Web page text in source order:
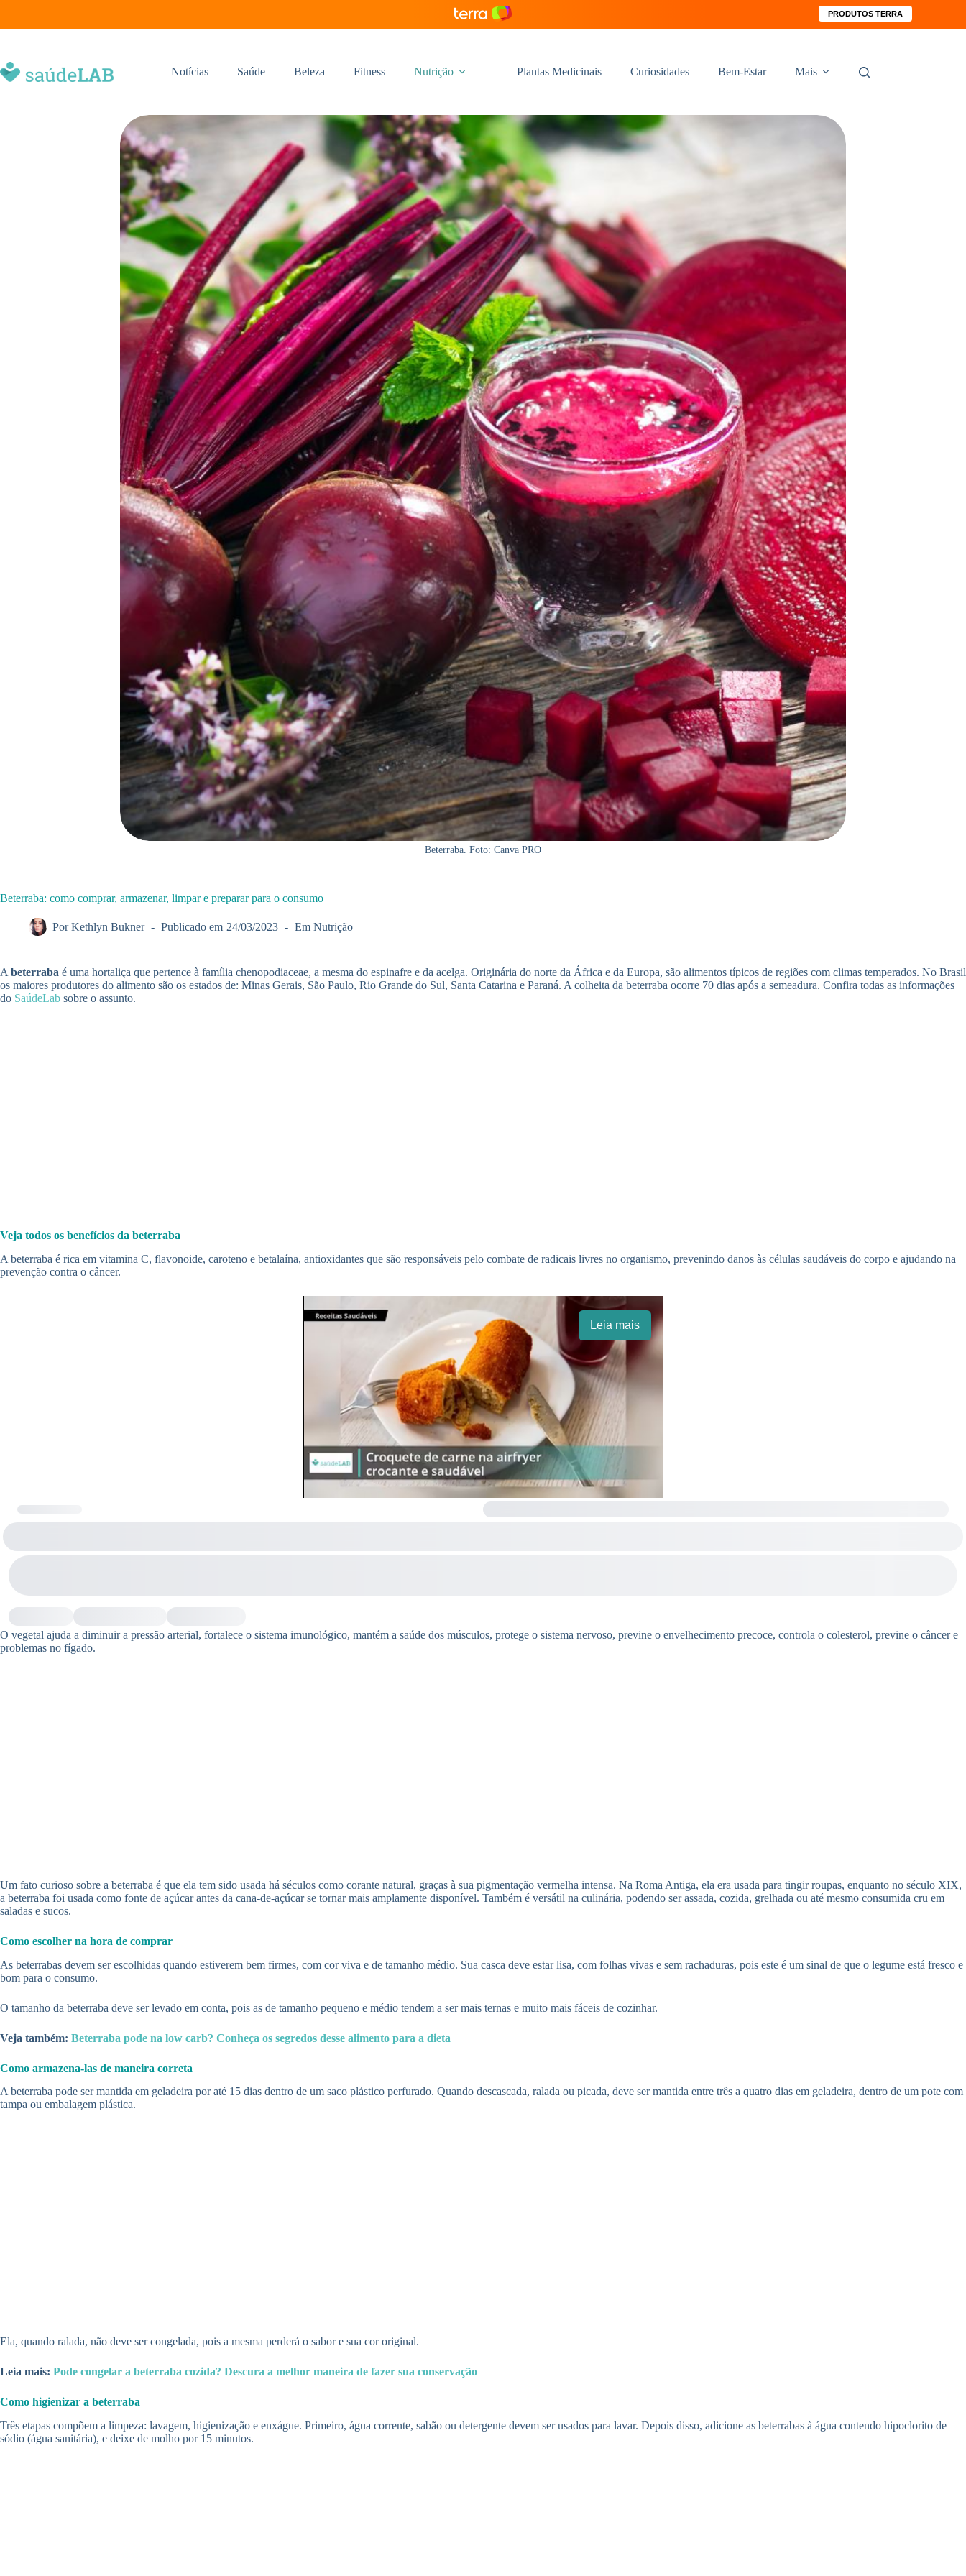
PRODUTOS TERRA
Notícias Saúde Beleza Fitness Nutrição Plantas Medicinais Curiosidades Bem-Estar Mais
Beterraba. Foto: Canva PRO
Beterraba: como comprar, armazenar, limpar e preparar para o consumo
Por Kethlyn Bukner Publicado em 24/03/2023 Em Nutrição
A beterraba é uma hortaliça que pertence à família chenopodiaceae, a mesma do espinafre e da acelga. Originária do norte da África e da Europa, são alimentos típicos de regiões com climas temperados. No Brasil
os maiores produtores do alimento são os estados de: Minas Gerais, São Paulo, Rio Grande do Sul, Santa Catarina e Paraná. A colheita da beterraba ocorre 70 dias após a semeadura. Confira todas as informações
do SaúdeLab sobre o assunto.
Veja todos os benefícios da beterraba
A beterraba é rica em vitamina C, flavonoide, caroteno e betalaína, antioxidantes que são responsáveis pelo combate de radicais livres no organismo, prevenindo danos às células saudáveis do corpo e ajudando na
prevenção contra o câncer.
Leia mais
O vegetal ajuda a diminuir a pressão arterial, fortalece o sistema imunológico, mantém a saúde dos músculos, protege o sistema nervoso, previne o envelhecimento precoce, controla o colesterol, previne o câncer e
problemas no fígado.
Um fato curioso sobre a beterraba é que ela tem sido usada há séculos como corante natural, graças à sua pigmentação vermelha intensa. Na Roma Antiga, ela era usada para tingir roupas, enquanto no século XIX,
a beterraba foi usada como fonte de açúcar antes da cana-de-açúcar se tornar mais amplamente disponível. Também é versátil na culinária, podendo ser assada, cozida, grelhada ou até mesmo consumida cru em
saladas e sucos.
Como escolher na hora de comprar
As beterrabas devem ser escolhidas quando estiverem bem firmes, com cor viva e de tamanho médio. Sua casca deve estar lisa, com folhas vivas e sem rachaduras, pois este é um sinal de que o legume está fresco e
bom para o consumo.
O tamanho da beterraba deve ser levado em conta, pois as de tamanho pequeno e médio tendem a ser mais ternas e muito mais fáceis de cozinhar.
Veja também: Beterraba pode na low carb? Conheça os segredos desse alimento para a dieta
Como armazena-las de maneira correta
A beterraba pode ser mantida em geladeira por até 15 dias dentro de um saco plástico perfurado. Quando descascada, ralada ou picada, deve ser mantida entre três a quatro dias em geladeira, dentro de um pote com
tampa ou embalagem plástica.
Ela, quando ralada, não deve ser congelada, pois a mesma perderá o sabor e sua cor original.
Leia mais: Pode congelar a beterraba cozida? Descura a melhor maneira de fazer sua conservação
Como higienizar a beterraba
Três etapas compõem a limpeza: lavagem, higienização e enxágue. Primeiro, água corrente, sabão ou detergente devem ser usados para lavar. Depois disso, adicione as beterrabas à água contendo hipoclorito de
sódio (água sanitária), e deixe de molho por 15 minutos.